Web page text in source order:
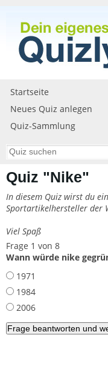
Startseite
Neues Quiz anlegen
Quiz-Sammlung
Quiz "Nike"
In diesem Quiz wirst du
Sportartikelhersteller der
Viel Spaß
Frage 1 von 8
Wann würde nike
1971
1984
2006